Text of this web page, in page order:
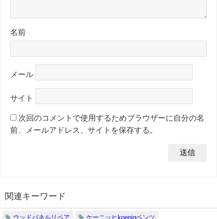
名前
メール
サイト
次回のコメントで使用するためブラウザーに自分の名
前、メールアドレス、サイトを保存する。
関連キーワード
ウッドパネルリペア ケーニッヒkoenigベンツ